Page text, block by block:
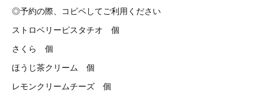
◎予約の際、コピペしてご利用ください
ストロベリーピスタチオ 個
さくら 個
ほうじ茶クリーム 個
レモンクリームチーズ 個